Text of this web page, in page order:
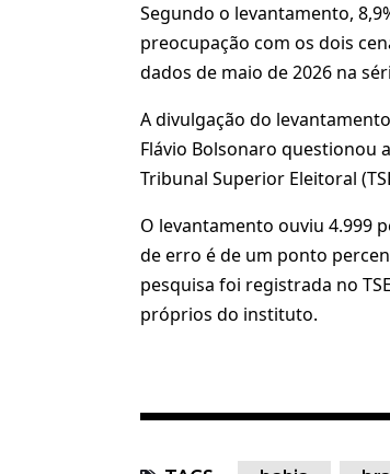
Segundo o levantamento,
preocupação com os dois
dados de maio de 2026 na
A divulgação do
Flávio Bolsonaro questionou
Tribunal Superior Eleitoral
O levantamento ouviu 4.999
de erro é de um ponto
pesquisa foi registrada no
próprios do instituto.